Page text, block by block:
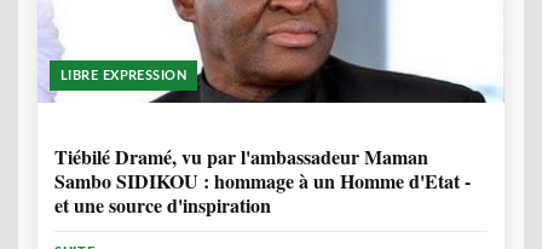
LIBRE EXPRESSION
Tiébilé Dramé, vu par l'ambassadeur Maman
Sambo SIDIKOU : hommage à un Homme d'Etat -
et une source d'inspiration